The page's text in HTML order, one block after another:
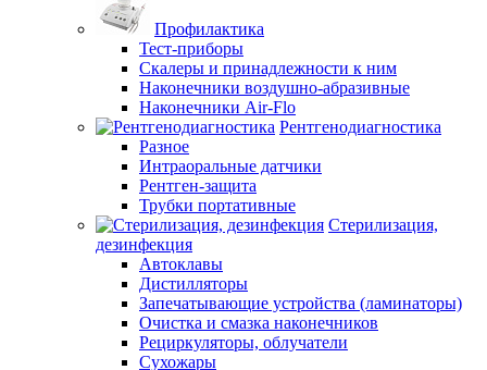
Профилактика
Тест-приборы
Скалеры и принадлежности к ним
Наконечники воздушно-абразивные
Наконечники Air-Flo
Рентгенодиагностика
Разное
Интраоральные датчики
Рентген-защита
Трубки портативные
Стерилизация,
дезинфекция
Автоклавы
Дистилляторы
Запечатывающие устройства (ламинаторы)
Очистка и смазка наконечников
Рециркуляторы, облучатели
Сухожары